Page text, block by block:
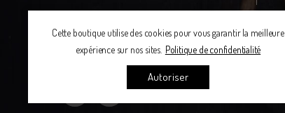
Cette boutique utilise des cookies pour vous garantir la meilleure
expérience sur nos sites. Politique de confidentialité
Autoriser
FacebookInstagram